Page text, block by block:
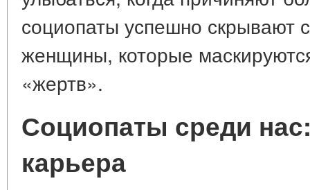
социопаты успешно скрывают
женщины, которые
«жертв».
Социопаты среди
карьера